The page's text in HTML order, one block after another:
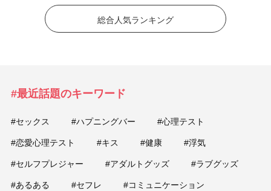
総合人気ランキング
#最近話題のキーワード
#セックス #ハプニングバー #心理テスト
#恋愛心理テスト #キス #健康 #浮気
#セルフプレジャー #アダルトグッズ #ラブグッズ
#あるある #セフレ #コミュニケーション